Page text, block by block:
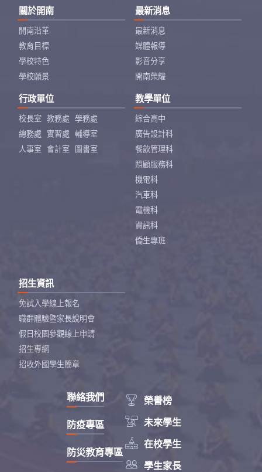
關於開南
開南沿革
教育目標
學校特色
學校願景
最新消息
最新消息
媒體報導
影音分享
開南榮耀
行政單位
校長室 教務處
學務處
總務處
實習處
輔導室
人事室
會計室 圖書室
教學單位
綜合高中
廣告設計科
餐飲管理科
照顧服務科
機電科
汽車科
電機科
資訊科
僑生專班
招生資訊
免試入學線上報名
職群體驗暨家長說明會
假日校園參觀線上申請
招生專網
招收外國學生簡章
 榮譽榜
 未來學生
 在校學生
 學生家長
聯絡我們
防疫專區
防災教育專區